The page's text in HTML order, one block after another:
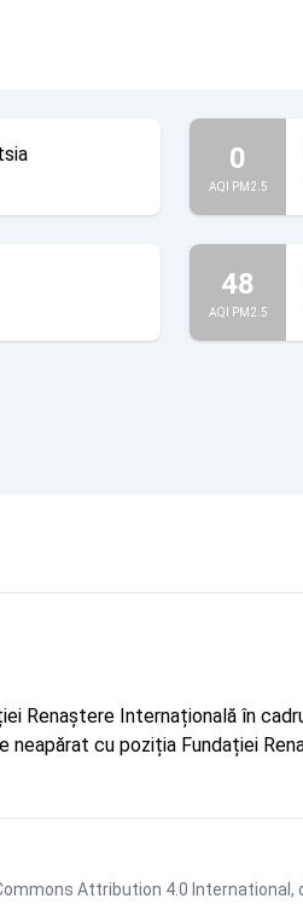
0
AQI PM2.5
48
AQI PM2.5
Renaștere Internațională în
cu poziția Fundației
Attribution 4.0 International ,